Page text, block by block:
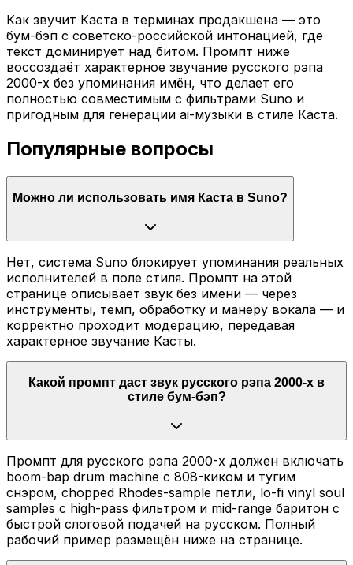
Как звучит Каста в терминах продакшена — это
бум-бэп с советско-российской интонацией, где
текст доминирует над битом. Промпт ниже
воссоздаёт характерное звучание русского рэпа
2000-х без упоминания имён, что делает его
полностью совместимым с фильтрами Suno и
пригодным для генерации ai-музыки в стиле Каста.
Популярные вопросы
Можно ли использовать имя Каста в Suno?
Нет, система Suno блокирует упоминания реальных
исполнителей в поле стиля. Промпт на этой
странице описывает звук без имени — через
инструменты, темп, обработку и манеру вокала — и
корректно проходит модерацию, передавая
характерное звучание Касты.
Какой промпт даст звук русского рэпа 2000-х в
стиле бум-бэп?
Промпт для русского рэпа 2000-х должен включать
boom-bap drum machine с 808-киком и тугим
снэром, chopped Rhodes-sample петли, lo-fi vinyl soul
samples с high-pass фильтром и mid-range баритон с
быстрой слоговой подачей на русском. Полный
рабочий пример размещён ниже на странице.